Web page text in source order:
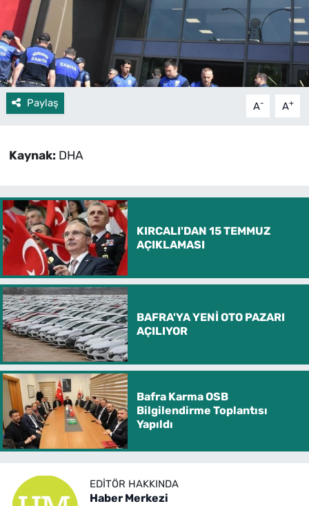
Paylaş A- A+
Kaynak: DHA
KIRCALI'DAN 15 TEMMUZ
AÇIKLAMASI
BAFRA'YA YENİ OTO PAZARI
AÇILIYOR
Bafra Karma OSB
Bilgilendirme Toplantısı
Yapıldı
EDITÖR HAKKINDA
Haber Merkezi